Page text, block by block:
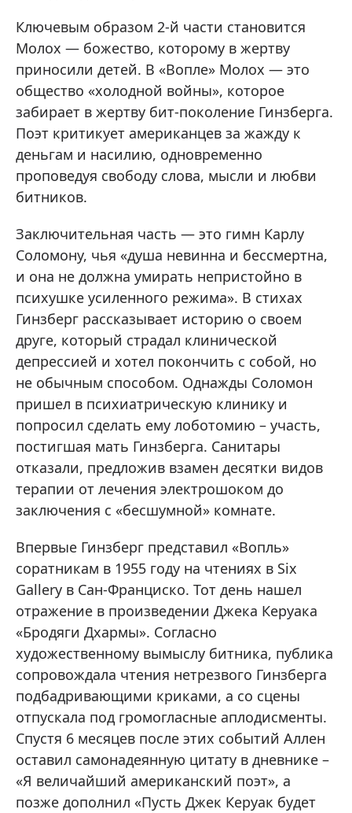
Ключевым образом 2-й части становится
Молох — божество, которому в жертву
приносили детей. В «Вопле» Молох — это
общество «холодной войны», которое
забирает в жертву бит-поколение Гинзберга.
Поэт критикует американцев за жажду к
деньгам и насилию, одновременно
проповедуя свободу слова, мысли и любви
битников.
Заключительная часть — это гимн Карлу
Соломону, чья «душа невинна и бессмертна,
и она не должна умирать непристойно в
психушке усиленного режима». В стихах
Гинзберг рассказывает историю о своем
друге, который страдал клинической
депрессией и хотел покончить с собой, но
не обычным способом. Однажды Соломон
пришел в психиатрическую клинику и
попросил сделать ему лоботомию – участь,
постигшая мать Гинзберга. Санитары
отказали, предложив взамен десятки видов
терапии от лечения электрошоком до
заключения с «бесшумной» комнате.
Впервые Гинзберг представил «Вопль»
соратникам в 1955 году на чтениях в Six
Gallery в Сан-Франциско. Тот день нашел
отражение в произведении Джека Керуака
«Бродяги Дхармы». Согласно
художественному вымыслу битника, публика
сопровождала чтения нетрезвого Гинзберга
подбадривающими криками, а со сцены
отпускала под громогласные аплодисменты.
Спустя 6 месяцев после этих событий Аллен
оставил самонадеянную цитату в дневнике –
«Я величайший американский поэт», а
позже дополнил «Пусть Джек Керуак будет